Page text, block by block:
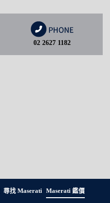
02 2627 1182
尋找 Maserati Maserati 鑑價